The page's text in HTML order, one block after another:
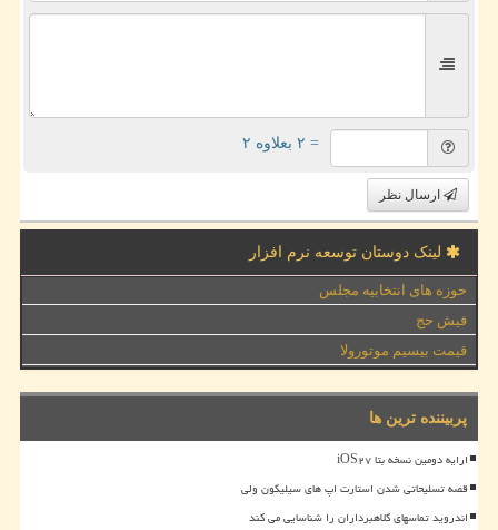
= ۲ بعلاوه ۲
ارسال نظر
لینک دوستان توسعه نرم افزار
حوزه های انتخابیه مجلس
فیش حج
قیمت بیسیم موتورولا
پربیننده ترین ها
ارایه دومین نسخه بتا iOS۲۷
قصه تسلیحاتی شدن استارت اپ های سیلیکون ولی
اندروید تماسهای کلاهبرداران را شناسایی می کند